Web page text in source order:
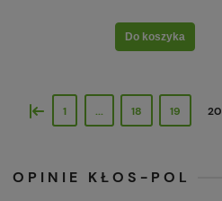
Do koszyka
« 1 ... 18 19 20
OPINIE KŁOS-POL